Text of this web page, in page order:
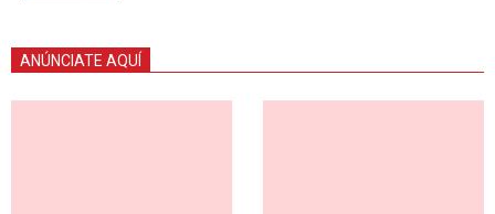
ANÚNCIATE AQUÍ